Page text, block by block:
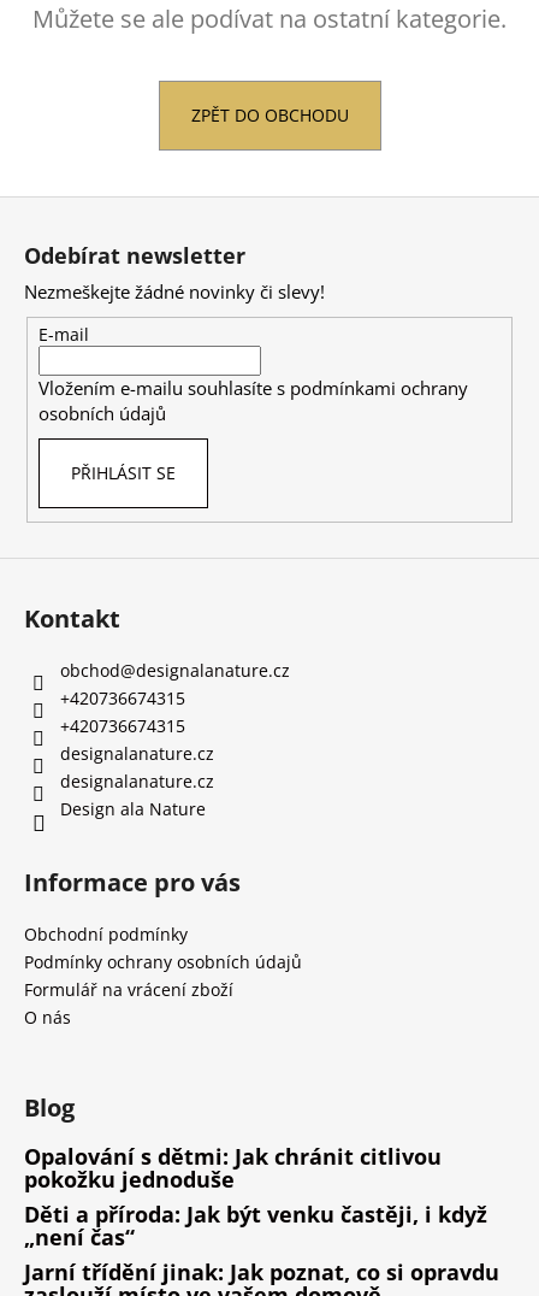
Můžete se ale podívat na ostatní kategorie.
ZPĚT DO OBCHODU
u
u
j
e
m
PRACÍ
PAPÍRKY
HAUS
KOUZLO
BAVLNY
KS
Kč
Z
Odebírat newsletter
Nezmeškejte žádné novinky či slevy!
E-mail
Vložením e-mailu souhlasíte s podmínkami ochrany
osobních údajů
PŘIHLÁSIT SE
Kontakt
obchod@designalanature.cz
+420736674315
+420736674315
designalanature.cz
designalanature.cz
Design ala Nature
Informace pro vás
Obchodní podmínky
Podmínky ochrany osobních údajů
Formulář na vrácení zboží
O nás
Blog
Opalování s dětmi: Jak chránit citlivou
pokožku jednoduše
Děti a příroda: Jak být venku častěji, i když
„není čas“
Jarní třídění jinak: Jak poznat, co si opravdu